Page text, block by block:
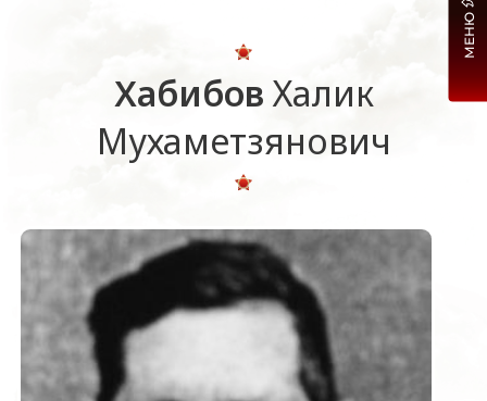
Хабибов Халик
Мухаметзянович
МЕНЮ